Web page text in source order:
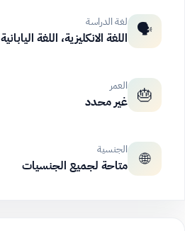
🗣️ لغة الدراسة
اللغة الانكليزية، اللغة اليابانية
🎂 العمر
غير محدد
🌐 الجنسية
متاحة لجميع الجنسيات